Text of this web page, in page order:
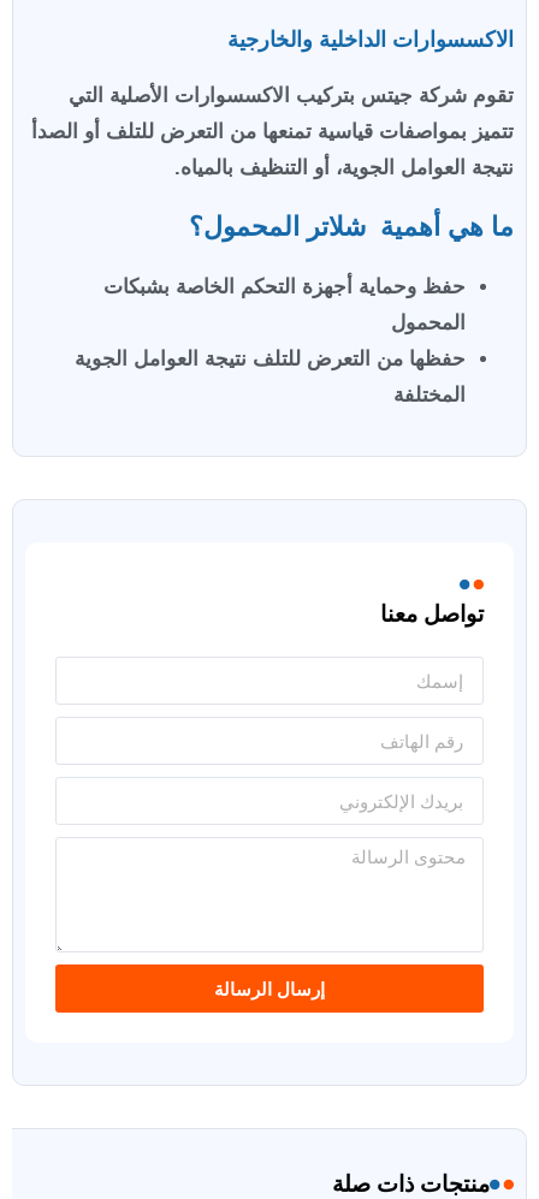
الاكسسوارات الداخلية والخارجية
تقوم شركة جيتس بتركيب الاكسسوارات الأصلية التي
تتميز بمواصفات قياسية تمنعها من التعرض للتلف أو الصدأ
نتيجة العوامل الجوية، أو التنظيف بالمياه.
ما هي أهمية شلاتر المحمول؟
حفظ وحماية أجهزة التحكم الخاصة بشبكات
المحمول
حفظها من التعرض للتلف نتيجة العوامل الجوية
المختلفة
تواصل معنا
إرسال الرسالة
منتجات ذات صلة